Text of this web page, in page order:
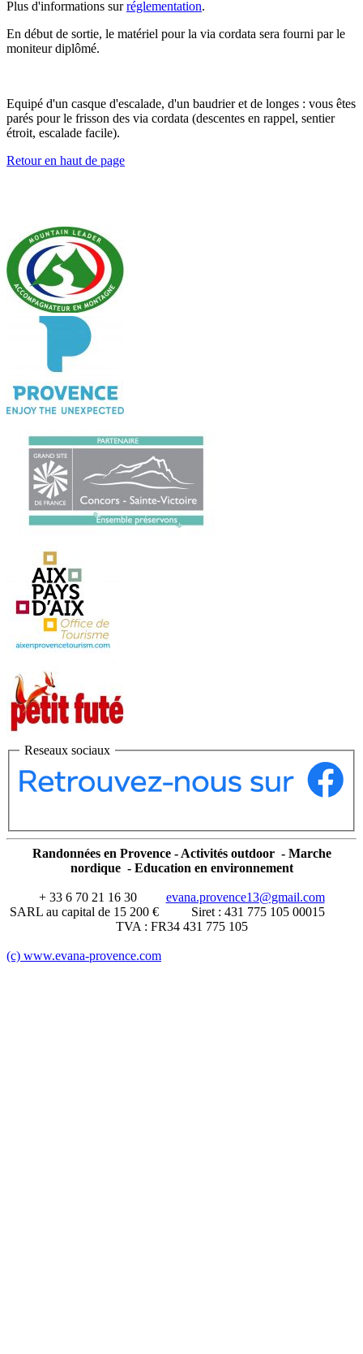
Plus d'informations surréglementation.
En début de sortie, le matériel pour la via cordata sera fourni par le
moniteur diplômé.
Equipé d'un casque d'escalade, d'un baudrier et de longes : vous êtes
parés pour le frisson des via cordata (descentes en rappel, sentier
étroit, escalade facile).
Retour en haut de page
Reseaux sociaux
Randonnées en Provence - Activités outdoor - Marche
nordique - Education en environnement
+ 33 6 70 21 16 30 evana.provence13@gmail.com
SARL au capital de 15 200 € Siret : 431 775 105 00015
TVA : FR34 431 775 105
(c) www.evana-provence.com